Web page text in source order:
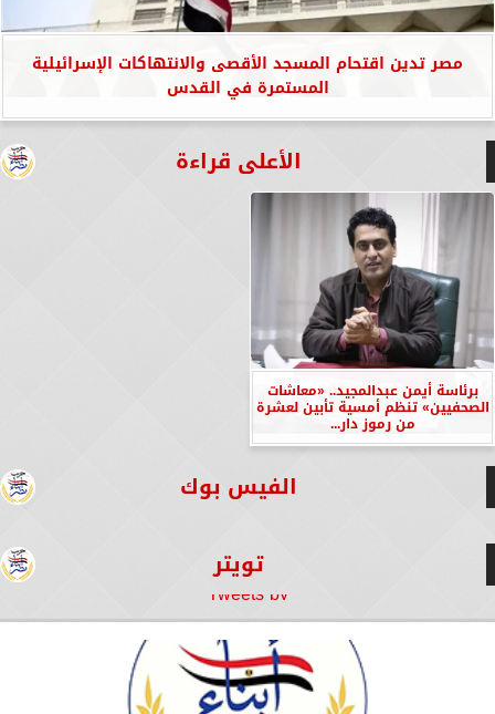
مصر تدين اقتحام المسجد الأقصى والانتهاكات الإسرائيلية
المستمرة في القدس
الأعلى قراءة
برئاسة أيمن عبدالمجيد.. «معاشات
الصحفيين» تنظم أمسية تأبين لعشرة
من رموز دار...
الفيس بوك
تويتر
Tweets by